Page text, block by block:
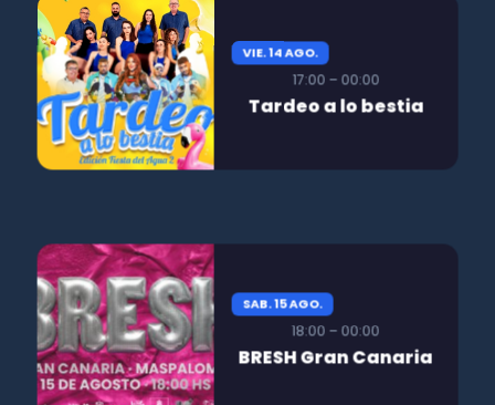
VIE. 14 AGO.
17:00 – 00:00
Tardeo a lo bestia
SAB. 15 AGO.
18:00 – 00:00
BRESH Gran Canaria